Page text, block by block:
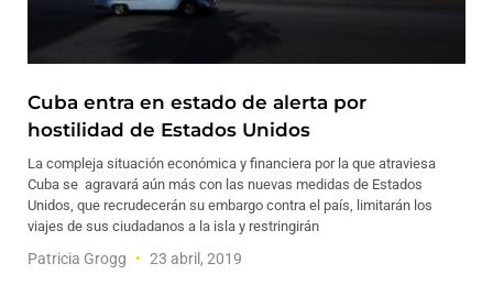
Cuba entra en estado de alerta por
hostilidad de Estados Unidos
La compleja situación económica y financiera por la que atraviesa
Cuba se agravará aún más con las nuevas medidas de Estados
Unidos, que recrudecerán su embargo contra el país, limitarán los
viajes de sus ciudadanos a la isla y restringirán
Patricia Grogg 23 abril, 2019